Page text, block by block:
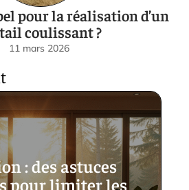
pour la réalisation d’un
coulissant ?
11 mars 2026
: des astuces
pour limiter les